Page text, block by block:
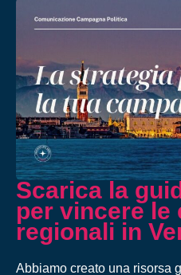
Scarica la
per vincere le
regionali in
Abbiamo creato una risorsa